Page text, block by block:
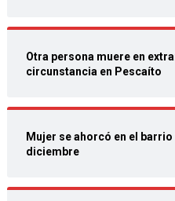
Otra persona muere en
circunstancia en Pescaíto
Mujer se ahorcó en el barrio
diciembre